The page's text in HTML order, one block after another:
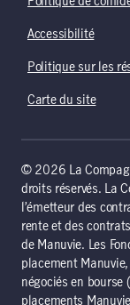
Accessibilité
Politique sur les
Carte du site
© 2026 La
droits réservés. La
l’émetteur des
rente et des
de Manuvie. Les
placement
négociés en bourse
placements